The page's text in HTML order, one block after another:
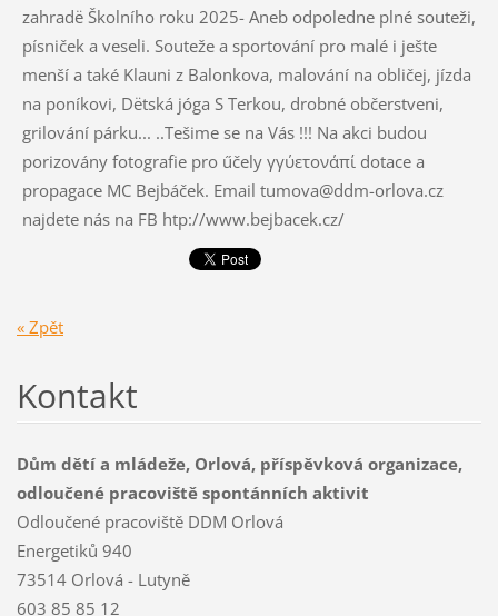
« Zpět
Kontakt
Dům dětí a mládeže, Orlová, příspěvková organizace,
odloučené pracoviště spontánních aktivit
Odloučené pracoviště DDM Orlová
Energetiků 940
73514 Orlová - Lutyně
603 85 85 12